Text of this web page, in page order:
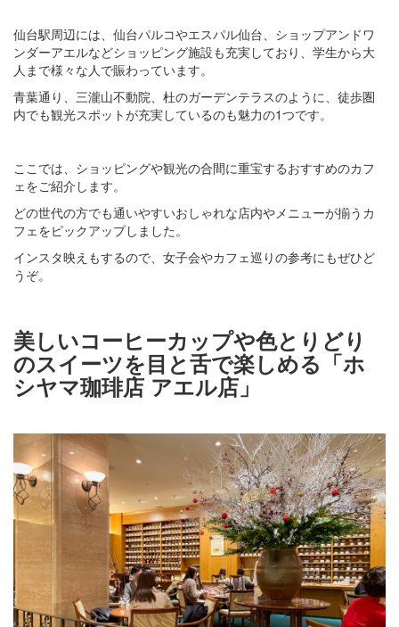
仙台駅周辺には、仙台パルコやエスパル仙台、ショップアンドワ
ンダーアエルなどショッピング施設も充実しており、学生から大
人まで様々な人で賑わっています。
青葉通り、三瀧山不動院、杜のガーデンテラスのように、徒歩圏
内でも観光スポットが充実しているのも魅力の1つです。
ここでは、ショッピングや観光の合間に重宝するおすすめのカフ
ェをご紹介します。
どの世代の方でも通いやすいおしゃれな店内やメニューが揃うカ
フェをピックアップしました。
インスタ映えもするので、女子会やカフェ巡りの参考にもぜひど
うぞ。
美しいコーヒーカップや色とりどり
のスイーツを目と舌で楽しめる「ホ
シヤマ珈琲店 アエル店」